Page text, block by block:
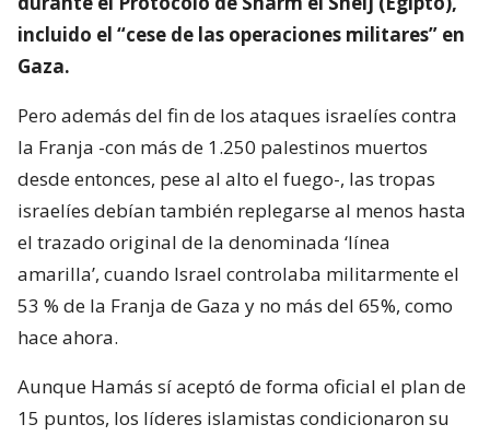
incluido el “cese de las operaciones militares” en
Gaza.
Pero además del fin de los ataques israelíes contra
la Franja -con más de 1.250 palestinos muertos
desde entonces, pese al alto el fuego-, las tropas
israelíes debían también replegarse al menos hasta
el trazado original de la denominada ‘línea
amarilla’, cuando Israel controlaba militarmente el
53 % de la Franja de Gaza y no más del 65%, como
hace ahora.
Aunque Hamás sí aceptó de forma oficial el plan de
15 puntos, los líderes islamistas condicionaron su